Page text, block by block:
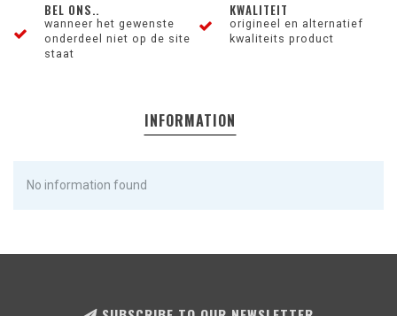
BEL ONS..
wanneer het gewenste
onderdeel niet op de site
staat
KWALITEIT
origineel en alternatief
kwaliteits product
INFORMATION
No information found